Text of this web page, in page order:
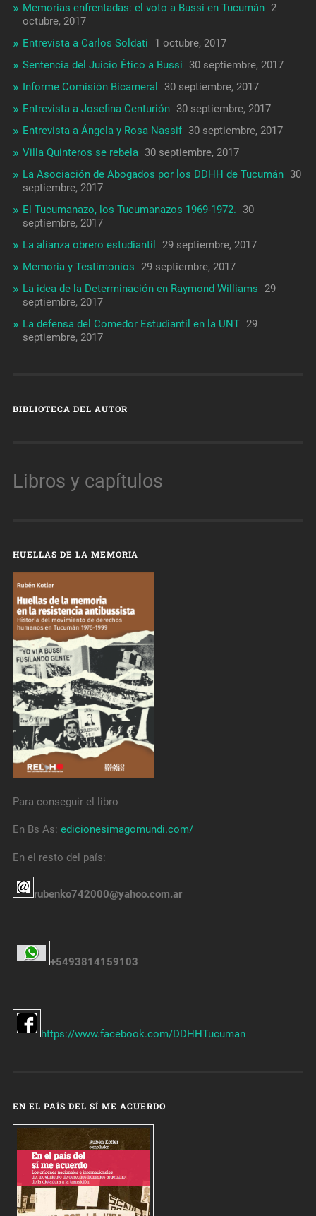
Memorias enfrentadas: el voto a Bussi en Tucumán 2
octubre, 2017
Entrevista a Carlos Soldati
1 octubre, 2017
Sentencia del Juicio Ético a Bussi 30 septiembre, 2017
Informe Comisión Bicameral
30 septiembre, 2017
Entrevista a Josefina Centurión 30 septiembre, 2017
Entrevista a Ángela y Rosa Nassif 30 septiembre, 2017
Villa Quinteros se rebela 30 septiembre, 2017
La Asociación de Abogados por los DDHH de Tucumán 30
septiembre, 2017
El Tucumanazo, los Tucumanazos 1969-1972. 30
septiembre, 2017
La alianza obrero estudiantil
29 septiembre, 2017
Memoria y Testimonios
29 septiembre, 2017
La idea de la Determinación en Raymond Williams
29
septiembre, 2017
La defensa del Comedor Estudiantil en la UNT 29
septiembre, 2017
BIBLIOTECA DEL AUTOR
Libros y capítulos
HUELLAS DE LA MEMORIA
Para conseguir el libro
En Bs As: edicionesimagomundi.com/
En el resto del país:
rubenko742000@yahoo.com.ar
+5493814159103
https://www.facebook.com/DDHHTucuman
EN EL PAÍS DEL SÍ ME ACUERDO